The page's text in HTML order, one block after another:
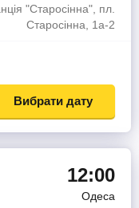
"Старосінна", пл.
Старосінна, 1а-2
Вибрати дату
12:00
Одеса